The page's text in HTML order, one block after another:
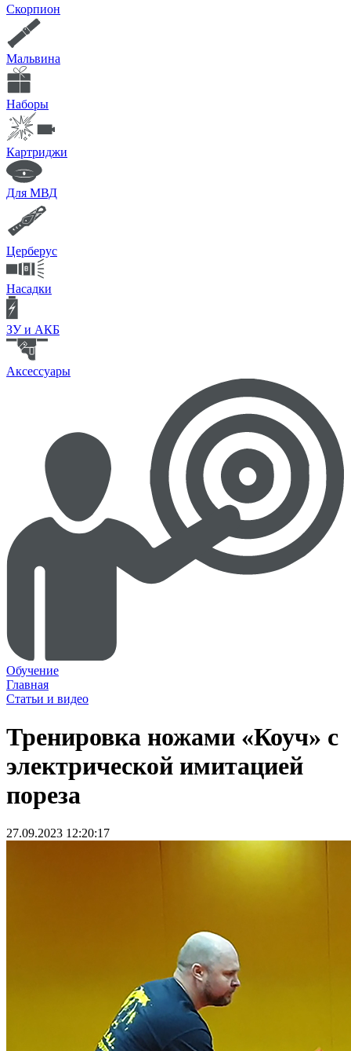
Скорпион
Мальвина
Наборы
Картриджи
Для МВД
Церберус
Насадки
ЗУ и АКБ
Аксессуары
Обучение
Главная
Статьи и видео
Тренировка ножами «Коуч» с
электрической имитацией
пореза
27.09.2023 12:20:17